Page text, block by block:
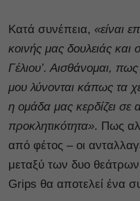
Κατά συνέπεια, «είναι
κοινής μας δουλειάς και
Γέλιου’. Αισθάνομαι,
μου λύνονται κάπως τα
η ομάδα μας κερδίζει σε
προκλητικότητα». Πως
από φέτος – οι
μεταξύ των δυο
Grips θα αποτελεί ένα